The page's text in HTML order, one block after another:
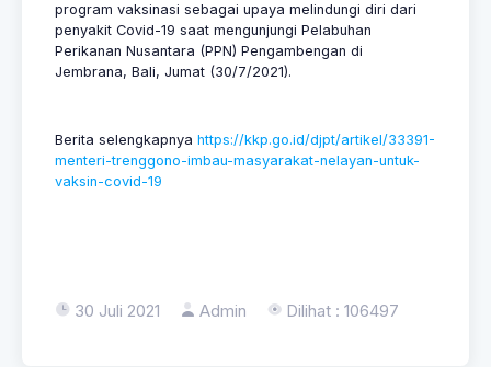
program vaksinasi sebagai upaya melindungi diri dari
penyakit Covid-19 saat mengunjungi Pelabuhan
Perikanan Nusantara (PPN) Pengambengan di
Jembrana, Bali, Jumat (30/7/2021).
Berita selengkapnya https://kkp.go.id/djpt/artikel/33391-
menteri-trenggono-imbau-masyarakat-nelayan-untuk-
vaksin-covid-19
30 Juli 2021 Admin Dilihat : 106497